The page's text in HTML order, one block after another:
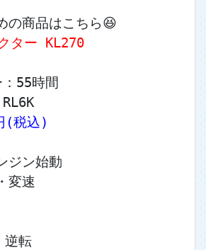
の商品はこちら😆
ター KL270
55時間
(税込)
ジン始動
変速
逆転